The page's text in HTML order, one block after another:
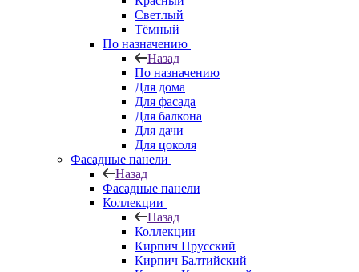
Светлый
Тёмный
По назначению
Назад
По назначению
Для дома
Для фасада
Для балкона
Для дачи
Для цоколя
Фасадные панели
Назад
Фасадные панели
Коллекции
Назад
Коллекции
Кирпич Прусский
Кирпич Балтийский